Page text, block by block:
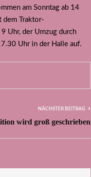
am Sonntag ab 14
dem Traktor-
Uhr, der Umzug durch
Uhr in der Halle auf.
NÄCHSTER BEITRAG
wird groß geschrieben